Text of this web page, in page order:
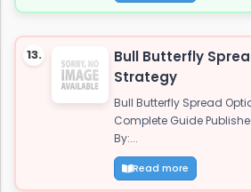
13.
Bull Butterfly
Strategy
Bull Butterfly Spread
Complete Guide
By:...
Read more